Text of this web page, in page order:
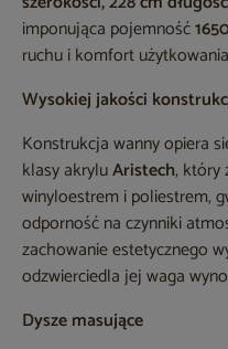
imponująca pojemność
ruchu i komfort
Wysokiej jakości
Konstrukcja wanny opiera
klasy akryluAristech, który
winyloestrem i poliestrem,
odporność na czynniki
zachowanie estetycznego
odzwierciedla jej waga
Dysze masujące